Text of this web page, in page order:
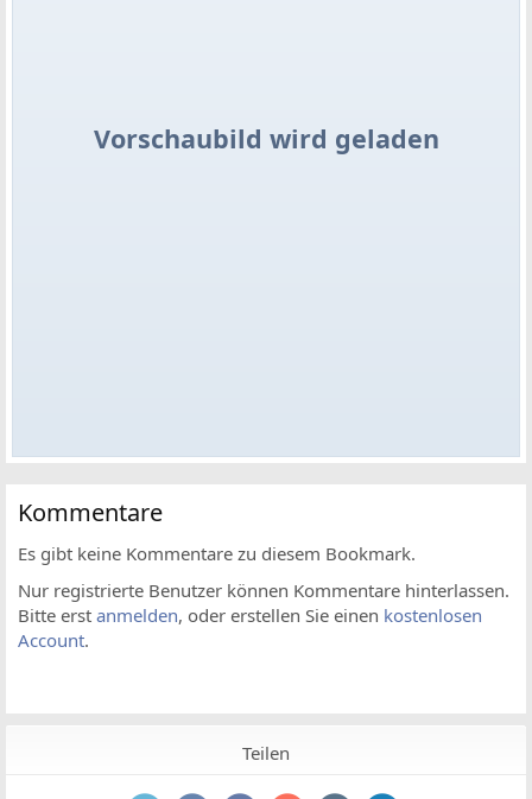
Vorschaubild wird geladen
Kommentare
Es gibt keine Kommentare zu diesem Bookmark.
Nur registrierte Benutzer können Kommentare hinterlassen.
Bitte erst anmelden, oder erstellen Sie einen kostenlosen
Account.
Teilen